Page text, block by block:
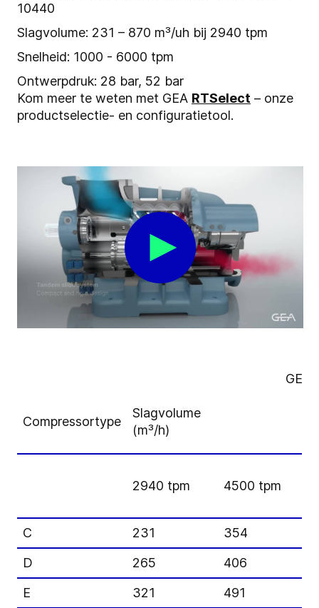
10440
Slagvolume: 231 – 870 m³/uh bij 2940 tpm
Snelheid: 1000 - 6000 tpm
Ontwerpdruk: 28 bar, 52 bar
Kom meer te weten met GEA RTSelect – onze
productselectie- en configuratietool.
GEA
Compressortype
Slagvolume
(m³/h)
2940 tpm 4500 tpm
C
231 354
D
265 406
E
321 491